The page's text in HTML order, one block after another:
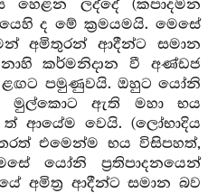
හෙළන ලද්දේ (කපාදමන
ද මේ ක්‍රමයමයි. මෙසේ
අමිතුරන් ආදීන්ට සමාන
කර්මනිදාන වී අණ්ඩජ
පමුණුවයි. ඔහුට යෝනි
මුල්කොට ඇති මහා භය
ආයේම වෙයි. (ලෝභාදිය
එමෙන්ම භය විසිපහත්,
යෝනි ප්‍රතිපාදනයෙන්
අමිත්‍ර ආදීන්ට සමාන බව